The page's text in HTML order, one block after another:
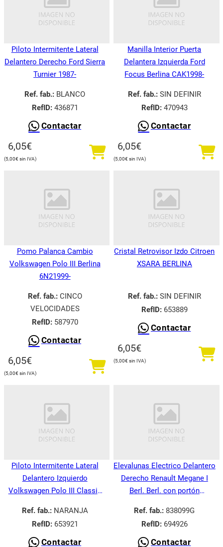
Piloto Intermitente Lateral
Delantero Derecho Ford Sierra
Turnier 1987-
Ref. fab.: BLANCO
RefID:436871
Contactar
6,05€
5,00€
Manilla Interior Puerta
Delantera Izquierda Ford
Focus Berlina CAK1998-
Ref. fab.:SIN DEFINIR
RefID:470943
Contactar
6,05€
5,00€
Pomo Palanca Cambio
Volkswagen Polo III Berlina
6N21999-
Ref. fab.:CINCO
VELOCIDADES
RefID:587970
Contactar
6,05€
5,00€
Cristal Retrovisor Izdo Citroen
XSARA BERLINA
Ref. fab.:SIN DEFINIR
RefID:653889
Contactar
6,05€
5,00€
Piloto Intermitente Lateral
Delantero Izquierdo
Volkswagen Polo III Classic
Ref. fab.:NARANJA
RefID:653921
Contactar
Elevalunas Electrico Delantero
Derecho Renault Megane I
Berl. Berl. con portón
Ref. fab.: 838099G
RefID:694926
Contactar